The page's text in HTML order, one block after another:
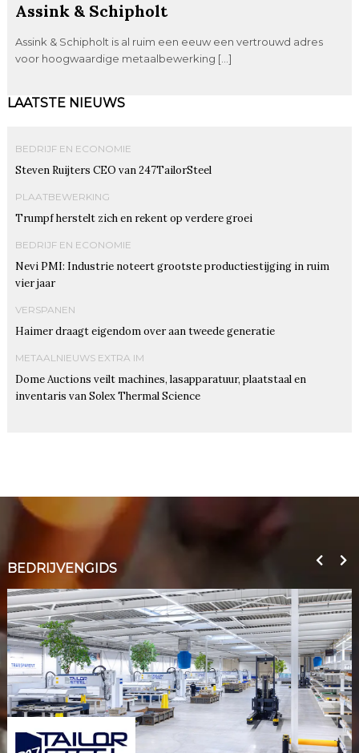
Assink & Schipholt
Assink & Schipholt is al ruim een eeuw een vertrouwd adres
voor hoogwaardige metaalbewerking […]
LAATSTE NIEUWS
BEDRIJF EN ECONOMIE
Steven Ruijters CEO van 247TailorSteel
PLAATBEWERKING
Trumpf herstelt zich en rekent op verdere groei
BEDRIJF EN ECONOMIE
Nevi PMI: Industrie noteert grootste productiestijging in ruim
vier jaar
VERSPANEN
Haimer draagt eigendom over aan tweede generatie
METAALNIEUWS EXTRA IM
Dome Auctions veilt machines, lasapparatuur, plaatstaal en
inventaris van Solex Thermal Science
BEDRIJVENGIDS